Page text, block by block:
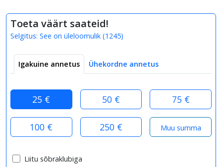
Toeta väärt saateid!
Selgitus: See on üleloomulik (1245)
Igakuine annetus Ühekordne annetus
25 € 50 € 75 €
100 € 250 €
Liitu sõbraklubiga